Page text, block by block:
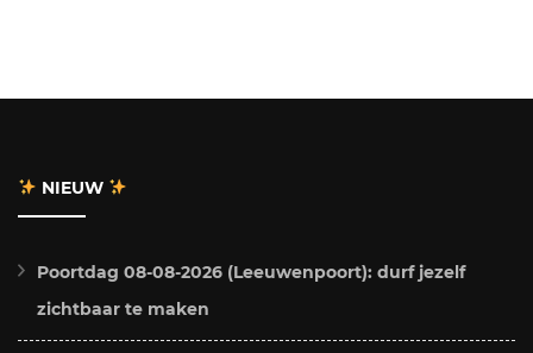
NIEUW
Poortdag 08-08-2026 (Leeuwenpoort): durf jezelf
zichtbaar te maken